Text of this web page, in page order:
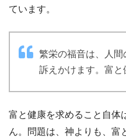
ています。
繁栄の福音は、人
訴えかけます。富と
富と健康を求めること自体
ん。問題は、神よりも、富